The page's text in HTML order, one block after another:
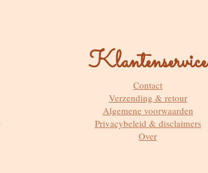
Klantenservice
Contact
Verzending & retour
Algemene voorwaarden
Privacybeleid & disclaimers
Over